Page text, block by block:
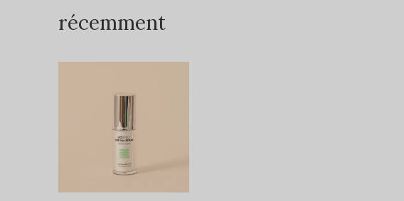
récemment